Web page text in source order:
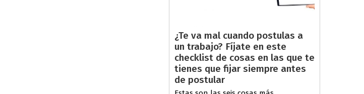
¿Te va mal cuando postulas a
un trabajo? Fíjate en este
checklist de cosas en las que te
tienes que fijar siempre antes
de postular